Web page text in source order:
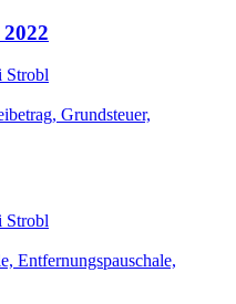
Grundsteuer,
Entfernungspauschale,